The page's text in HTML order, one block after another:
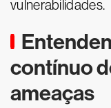
vulnerabilidades.
contínuo
ameaças